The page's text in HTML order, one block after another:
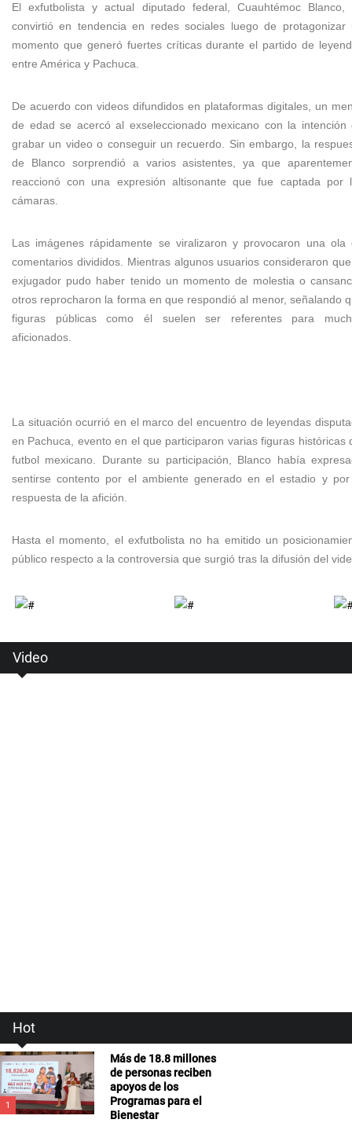
El exfutbolista y actual diputado federal, Cuauhtémoc Blanco,
convirtió en tendencia en redes sociales luego de protagonizar
momento que generó fuertes críticas durante el partido de
entre América y Pachuca.
De acuerdo con videos difundidos en plataformas digitales, un
de edad se acercó al exseleccionado mexicano con la intención
grabar un video o conseguir un recuerdo. Sin embargo, la
de Blanco sorprendió a varios asistentes, ya que
reaccionó con una expresión altisonante que fue captada por
cámaras.
Las imágenes rápidamente se viralizaron y provocaron una ola
comentarios divididos. Mientras algunos usuarios consideraron
exjugador pudo haber tenido un momento de molestia o
otros reprocharon la forma en que respondió al menor, señalando
figuras públicas como él suelen ser referentes para
aficionados.
La situación ocurrió en el marco del encuentro de leyendas
en Pachuca, evento en el que participaron varias figuras históricas
futbol mexicano. Durante su participación, Blanco había
sentirse contento por el ambiente generado en el estadio y
respuesta de la afición.
Hasta el momento, el exfutbolista no ha emitido un
público respecto a la controversia que surgió tras la difusión del
Video
Hot
1
Más de 18.8 millones
de personas reciben
apoyos de los
Programas para el
Bienestar